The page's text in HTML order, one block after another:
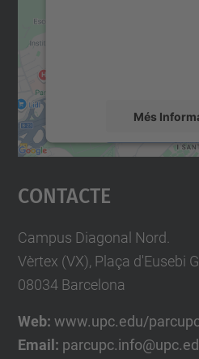
Més
Accepta
powered by
Contacte
Campus Diagonal Nord.
Vèrtex (VX), Plaça d'Eusebi
08034 Barcelona
Web: www.upc.edu/
Email: